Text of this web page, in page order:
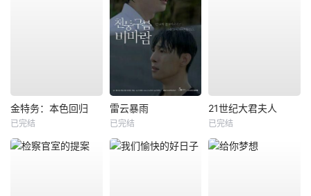
金特务：本色回归
已完结
雷云暴雨
已完结
21世纪大君夫人
已完结